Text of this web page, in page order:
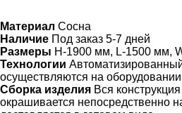
Материал Сосна
Наличие Под заказ 5-7 дней
Размеры H-1900 мм, L-1500 мм,
Технологии
осуществляются на
Сборка изделия Вся
окрашивается непосредственно